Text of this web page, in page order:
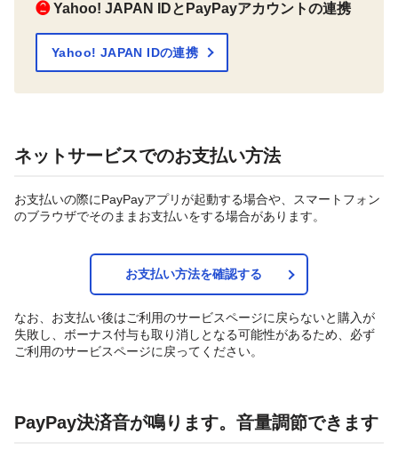
❷ Yahoo! JAPAN IDとPayPayアカウントの連携
Yahoo! JAPAN IDの連携
ネットサービスでのお支払い方法
お支払いの際にPayPayアプリが起動する場合や、スマートフォン
のブラウザでそのままお支払いをする場合があります。
お支払い方法を確認する
なお、お支払い後はご利用のサービスページに戻らないと購入が
失敗し、ボーナス付与も取り消しとなる可能性があるため、必ず
ご利用のサービスページに戻ってください。
PayPay決済音が鳴ります。音量調節できます